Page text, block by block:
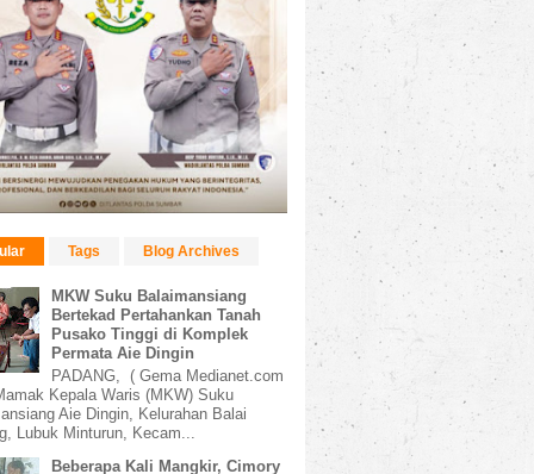
Tags Blog Archives
MKW Suku Balaimansiang
Bertekad Pertahankan Tanah
Pusako Tinggi di Komplek
Permata Aie Dingin
PADANG, ( Gema Medianet.com
Kepala Waris (MKW) Suku
Aie Dingin, Kelurahan Balai
Lubuk Minturun, Kecam...
Beberapa Kali Mangkir, Cimory